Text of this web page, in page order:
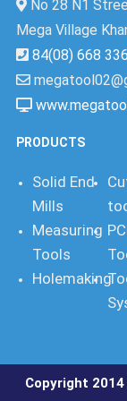
No 28 N1
Mega Village
84(08) 668
PRODUCTS
Solid End
Mills
Measuring
Tools
Holemaking
Copyright